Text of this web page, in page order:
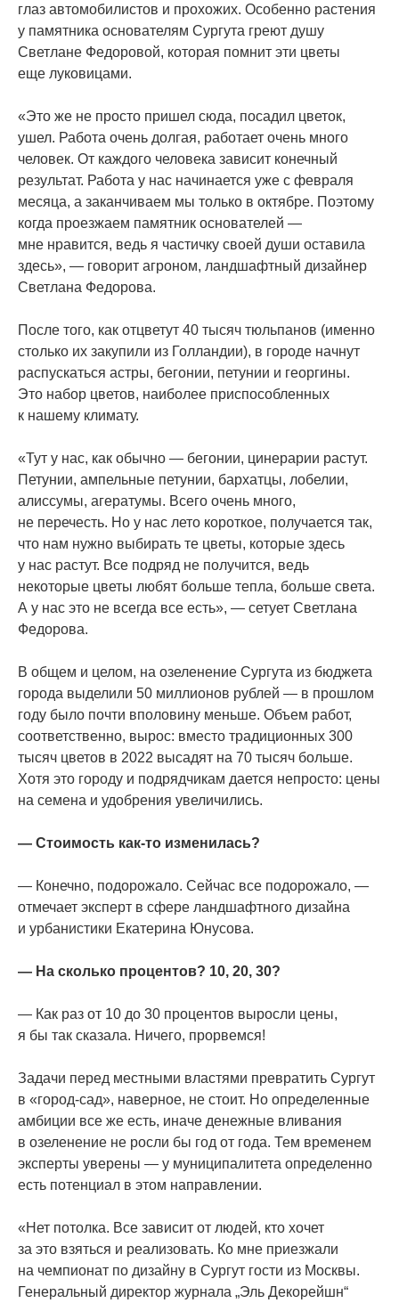
глаз автомобилистов и прохожих. Особенно растения
у памятника основателям Сургута греют душу
Светлане Федоровой, которая помнит эти цветы
еще луковицами.
«Это же не просто пришел сюда, посадил цветок,
ушел. Работа очень долгая, работает очень много
человек. От каждого человека зависит конечный
результат. Работа у нас начинается уже с февраля
месяца, а заканчиваем мы только в октябре. Поэтому
когда проезжаем памятник основателей —
мне нравится, ведь я частичку своей души оставила
здесь», — говорит агроном, ландшафтный дизайнер
Светлана Федорова.
После того, как отцветут 40 тысяч тюльпанов (именно
столько их закупили из Голландии), в городе начнут
распускаться астры, бегонии, петунии и георгины.
Это набор цветов, наиболее приспособленных
к нашему климату.
«Тут у нас, как обычно — бегонии, цинерарии растут.
Петунии, ампельные петунии, бархатцы, лобелии,
алиссумы, агератумы. Всего очень много,
не перечесть. Но у нас лето короткое, получается так,
что нам нужно выбирать те цветы, которые здесь
у нас растут. Все подряд не получится, ведь
некоторые цветы любят больше тепла, больше света.
А у нас это не всегда все есть», — сетует Светлана
Федорова.
В общем и целом, на озеленение Сургута из бюджета
города выделили 50 миллионов рублей — в прошлом
году было почти вполовину меньше. Объем работ,
соответственно, вырос: вместо традиционных 300
тысяч цветов в 2022 высадят на 70 тысяч больше.
Хотя это городу и подрядчикам дается непросто: цены
на семена и удобрения увеличились.
— Стоимость как-то изменилась?
— Конечно, подорожало. Сейчас все подорожало, —
отмечает эксперт в сфере ландшафтного дизайна
и урбанистики Екатерина Юнусова.
— На сколько процентов? 10, 20, 30?
— Как раз от 10 до 30 процентов выросли цены,
я бы так сказала. Ничего, прорвемся!
Задачи перед местными властями превратить Сургут
в «город-сад», наверное, не стоит. Но определенные
амбиции все же есть, иначе денежные вливания
в озеленение не росли бы год от года. Тем временем
эксперты уверены — у муниципалитета определенно
есть потенциал в этом направлении.
«Нет потолка. Все зависит от людей, кто хочет
за это взяться и реализовать. Ко мне приезжали
на чемпионат по дизайну в Сургут гости из Москвы.
Генеральный директор журнала „Эль Декорейшн“